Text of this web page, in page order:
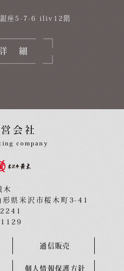
銀座5-7-6 iliv12階
細
会社
company
木
県米沢市桜木町3-41
通信販売
個人情報保護方針